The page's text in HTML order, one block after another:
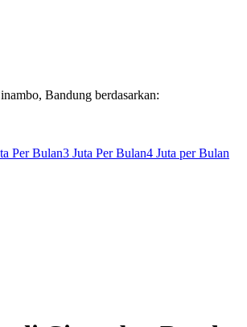
Bandung berdasarkan:
Per Bulan3 Juta Per Bulan4 Juta per Bulan